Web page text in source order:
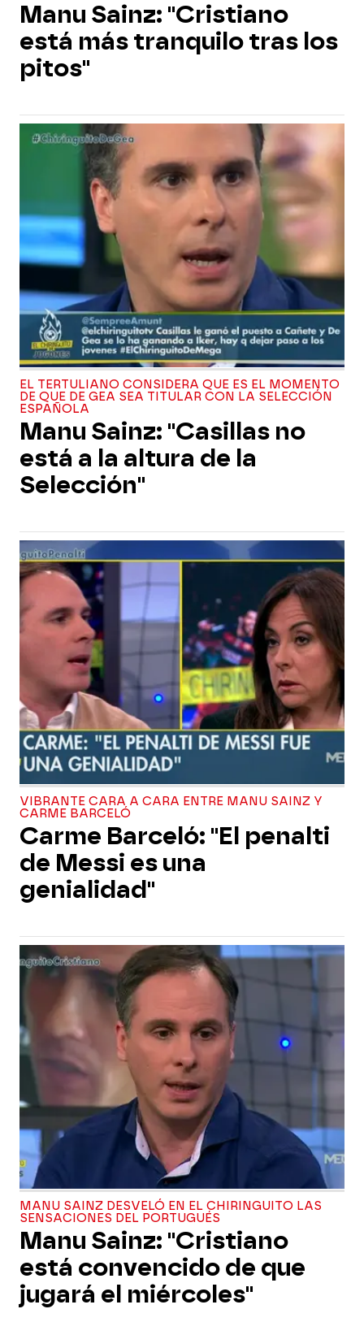
Manu Sainz: "Cristiano
está más tranquilo tras los
pitos"
EL TERTULIANO CONSIDERA QUE ES EL MOMENTO
DE QUE DE GEA SEA TITULAR CON LA SELECCIÓN
ESPAÑOLA
Manu Sainz: "Casillas no
está a la altura de la
Selección"
VIBRANTE CARA A CARA ENTRE MANU SAINZ Y
CARME BARCELÓ
Carme Barceló: "El penalti
de Messi es una
genialidad"
MANU SAINZ DESVELÓ EN EL CHIRINGUITO LAS
SENSACIONES DEL PORTUGUÉS
Manu Sainz: "Cristiano
está convencido de que
jugará el miércoles"